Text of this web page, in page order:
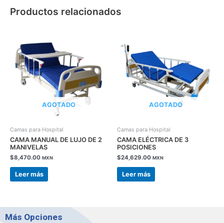
Productos relacionados
AGOTADO
Camas para Hospital
CAMA MANUAL DE LUJO DE 2
MANIVELAS
$8,470.00 MXN
Leer más
AGOTADO
Camas para Hospital
CAMA ELÉCTRICA DE 3
POSICIONES
$24,629.00 MXN
Leer más
Más Opciones